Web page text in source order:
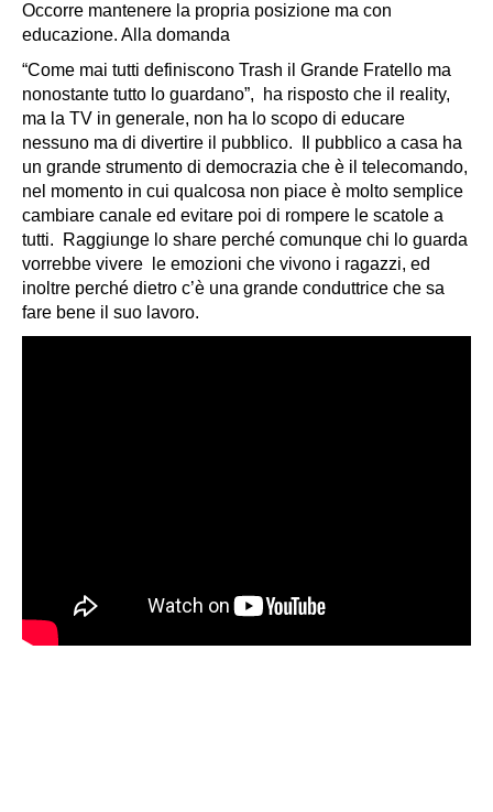
Occorre mantenere la propria posizione ma con
educazione. Alla domanda
“Come mai tutti definiscono Trash il Grande Fratello ma
nonostante tutto lo guardano”, ha risposto che il reality,
ma la TV in generale, non ha lo scopo di educare
nessuno ma di divertire il pubblico. Il pubblico a casa ha
un grande strumento di democrazia che è il telecomando,
nel momento in cui qualcosa non piace è molto semplice
cambiare canale ed evitare poi di rompere le scatole a
tutti. Raggiunge lo share perché comunque chi lo guarda
vorrebbe vivere le emozioni che vivono i ragazzi, ed
inoltre perché dietro c’è una grande conduttrice che sa
fare bene il suo lavoro.